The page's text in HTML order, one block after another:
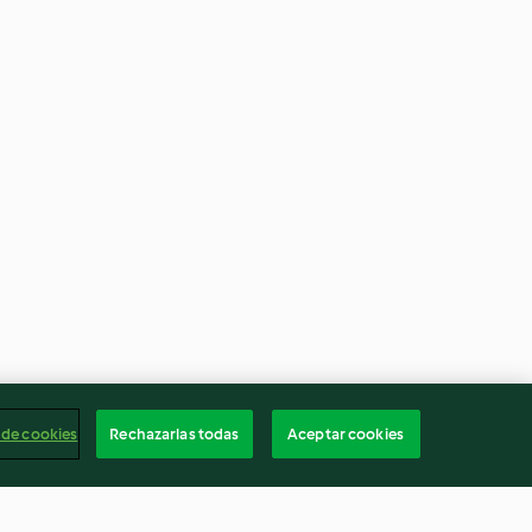
cookies Rechazarlas todas Aceptar cookies